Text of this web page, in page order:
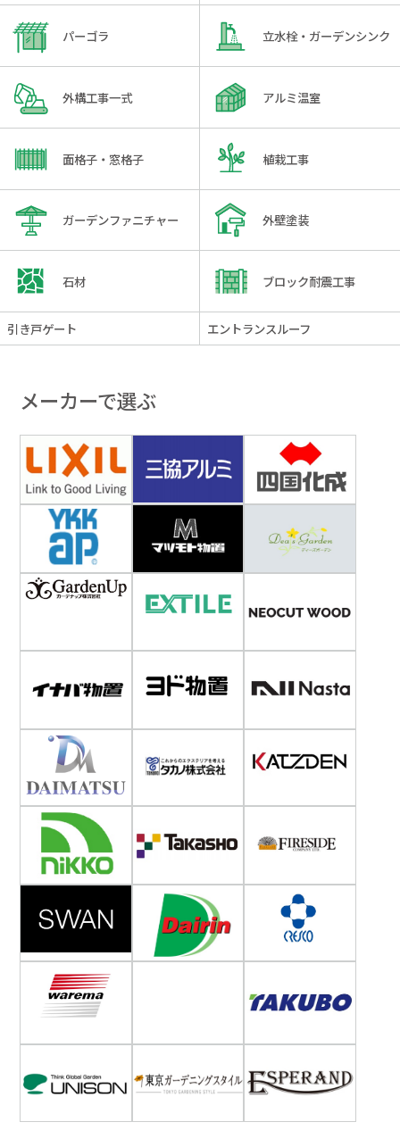
パーゴラ 立水栓・ガーデンシンク
外構工事一式 アルミ温室
面格子・窓格子 植栽工事
ガーデンファニチャー 外壁塗装
石材 ブロック耐震工事
引き戸ゲート エントランスルーフ
メーカーで選ぶ